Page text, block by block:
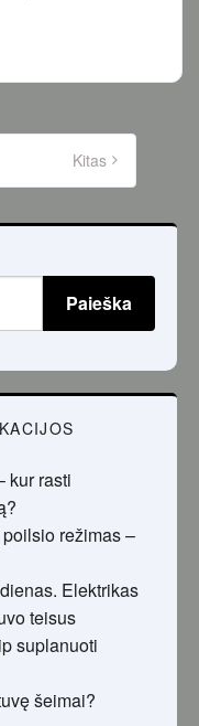
Kitas
Paieška
kur rasti
režimas –
Elektrikas
teisus
suplanuoti
šeimai?